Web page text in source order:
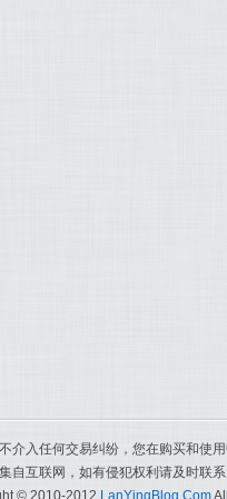
介入任何交易纠纷，您在购买和使
自互联网，如有侵犯权利请及时联系
© 2010-2012
LanYingBlog.Com